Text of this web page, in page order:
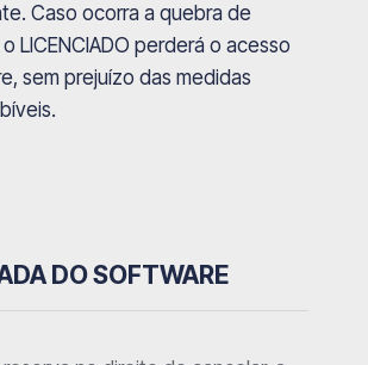
Caso ocorra a quebra de
LICENCIADO perderá o acesso
sem prejuízo das medidas
DO SOFTWARE